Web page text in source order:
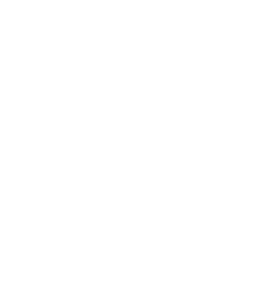
ausüben,
ein Verbot.
Gesetz beschränkt sein.
verlängern lassen
Ablauf der Geltungsdauer
Sie, dass Sie ausreisen
zur Ausübung einer